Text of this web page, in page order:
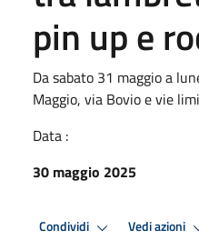
pin up e
Da sabato 31 maggio a
Maggio, via Bovio e vie
Data :
30 maggio 2025
Condividi Vedi azioni